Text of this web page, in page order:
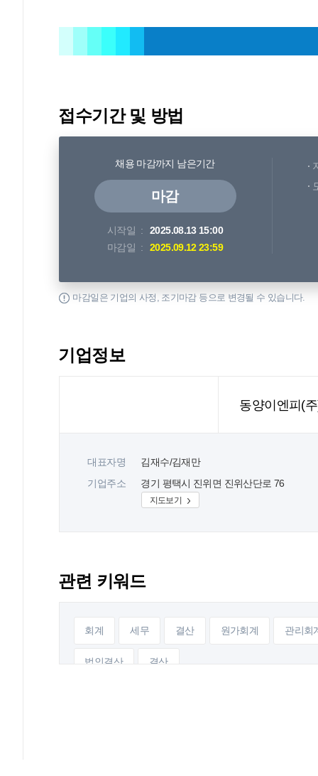
접수기간 및 방법
채용 마감까지 남은기간
마감
시작일
2025.08.13 15:00
마감일
2025.09.12 23:59
마감일은 기업의 사정, 조기마감 등으로 변경될 수 있습니다.
기업정보
동양이엔피(
대표자명
김재수/김재만
기업주소
경기 평택시 진위면 진위산단로 76
지도보기
관련 키워드
회계 세무 결산 원가회계 관리회
법인결산 결산